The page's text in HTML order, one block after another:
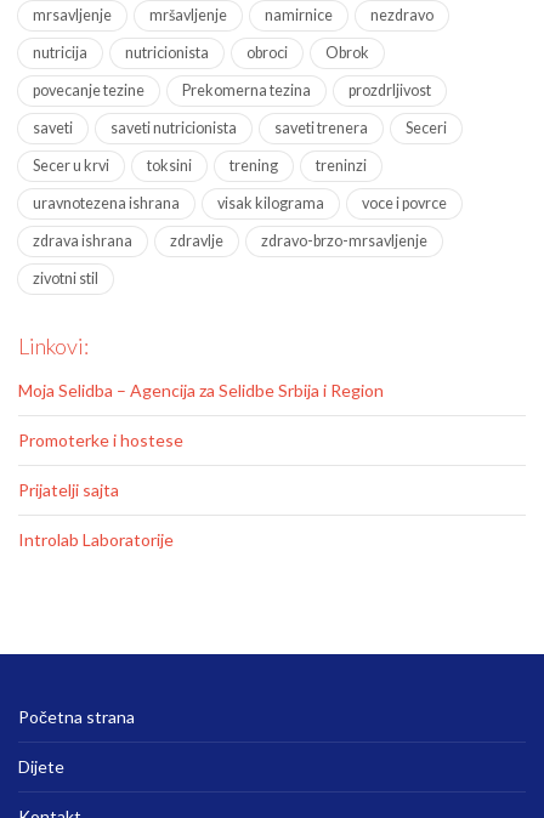
mrsavljenje mršavljenje namirnice nezdravo
nutricija nutricionista obroci Obrok
povecanje tezine Prekomerna tezina prozdrljivost
saveti saveti nutricionista saveti trenera Seceri
Secer u krvi toksini trening treninzi
uravnotezena ishrana visak kilograma voce i povrce
zdrava ishrana zdravlje zdravo-brzo-mrsavljenje
zivotni stil
Linkovi:
Moja Selidba – Agencija za Selidbe Srbija i Region
Promoterke i hostese
Prijatelji sajta
Introlab Laboratorije
Početna strana
Dijete